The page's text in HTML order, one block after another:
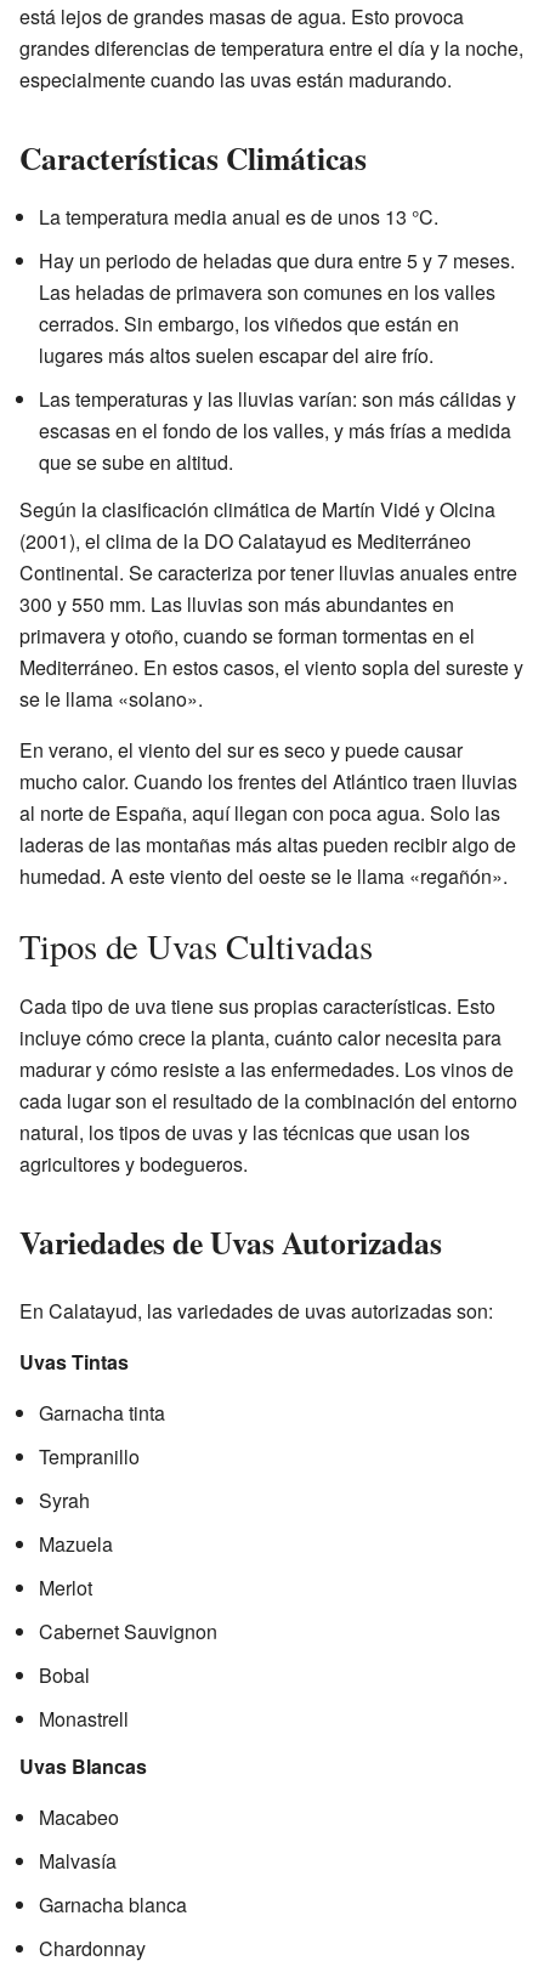
está lejos de grandes masas de agua. Esto provoca
grandes diferencias de temperatura entre el día y la noche,
especialmente cuando las uvas están madurando.
Características Climáticas
La temperatura media anual es de unos 13 °C.
Hay un periodo de heladas que dura entre 5 y 7 meses.
Las heladas de primavera son comunes en los valles
cerrados. Sin embargo, los viñedos que están en
lugares más altos suelen escapar del aire frío.
Las temperaturas y las lluvias varían: son más cálidas y
escasas en el fondo de los valles, y más frías a medida
que se sube en altitud.
Según la clasificación climática de Martín Vidé y Olcina
(2001), el clima de la DO Calatayud es Mediterráneo
Continental. Se caracteriza por tener lluvias anuales entre
300 y 550 mm. Las lluvias son más abundantes en
primavera y otoño, cuando se forman tormentas en el
Mediterráneo. En estos casos, el viento sopla del sureste y
se le llama «solano».
En verano, el viento del sur es seco y puede causar
mucho calor. Cuando los frentes del Atlántico traen lluvias
al norte de España, aquí llegan con poca agua. Solo las
laderas de las montañas más altas pueden recibir algo de
humedad. A este viento del oeste se le llama «regañón».
Tipos de Uvas Cultivadas
Cada tipo de uva tiene sus propias características. Esto
incluye cómo crece la planta, cuánto calor necesita para
madurar y cómo resiste a las enfermedades. Los vinos de
cada lugar son el resultado de la combinación del entorno
natural, los tipos de uvas y las técnicas que usan los
agricultores y bodegueros.
Variedades de Uvas Autorizadas
En Calatayud, las variedades de uvas autorizadas son:
Uvas Tintas
Garnacha tinta
Tempranillo
Syrah
Mazuela
Merlot
Cabernet Sauvignon
Bobal
Monastrell
Uvas Blancas
Macabeo
Malvasía
Garnacha blanca
Chardonnay